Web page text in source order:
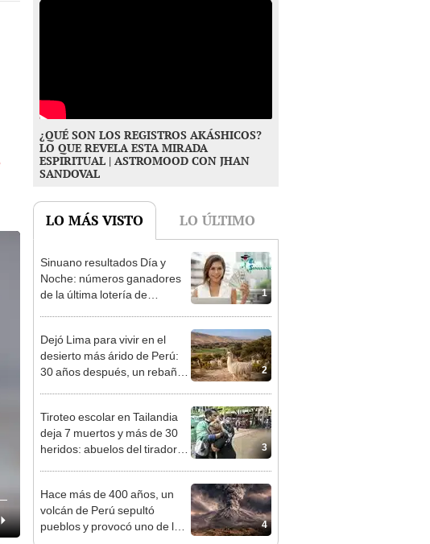
¿QUÉ SON LOS REGISTROS AKÁSHICOS?
LO QUE REVELA ESTA MIRADA
ESPIRITUAL | ASTROMOOD CON JHAN
SANDOVAL
LO MÁS VISTO LO ÚLTIMO
1
Sinuano resultados Día y
Noche: números ganadores
de la última lotería de
de agosto
2
Dejó Lima para vivir en el
desierto más árido de Perú:
30 años después, un rebaño
de llamas creó un
sorprendente ecosistema
3
Tiroteo escolar en Tailandia
deja 7 muertos y más de 30
heridos: abuelos del tirador
4
Hace más de 400 años, un
volcán de Perú sepultó
pueblos y provocó uno de los
veranos más fríos de la